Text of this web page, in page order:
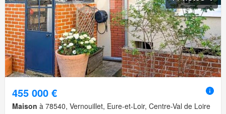
455 000 €
Maison à 78540, Vernouillet, Eure-et-Loir, Centre-Val de Loire